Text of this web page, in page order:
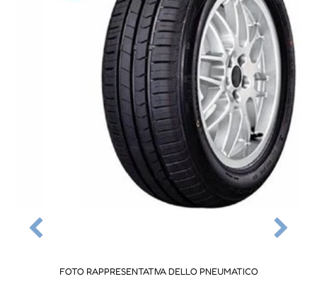
FOTO RAPPRESENTATIVA DELLO PNEUMATICO